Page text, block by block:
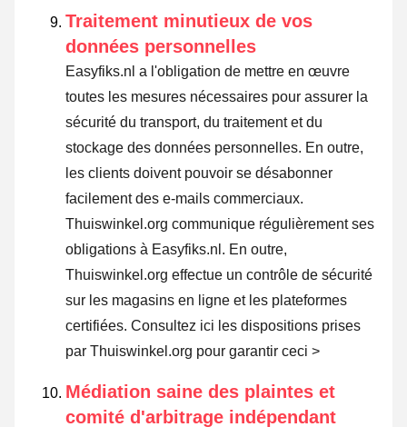
Traitement minutieux de vos
données personnelles
Easyfiks.nl a l'obligation de mettre en œuvre
toutes les mesures nécessaires pour assurer la
sécurité du transport, du traitement et du
stockage des données personnelles. En outre,
les clients doivent pouvoir se désabonner
facilement des e-mails commerciaux.
Thuiswinkel.org communique régulièrement ses
obligations à Easyfiks.nl. En outre,
Thuiswinkel.org effectue un contrôle de sécurité
sur les magasins en ligne et les plateformes
certifiées. Consultez ici les dispositions prises
par Thuiswinkel.org pour garantir ceci >
Médiation saine des plaintes et
comité d'arbitrage indépendant